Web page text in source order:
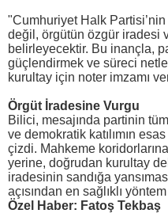
"Cumhuriyet Halk
değil, örgütün özgür iradesi
belirleyecektir. Bu inançla,
güçlendirmek ve süreci
kurultay için noter imzamı
Örgüt İradesine Vurgu
Bilici, mesajında partinin
ve demokratik katılımın
çizdi. Mahkeme
yerine, doğrudan kurultay
iradesinin sandığa
açısından en sağlıklı
Özel Haber: Fatoş Tekbaş